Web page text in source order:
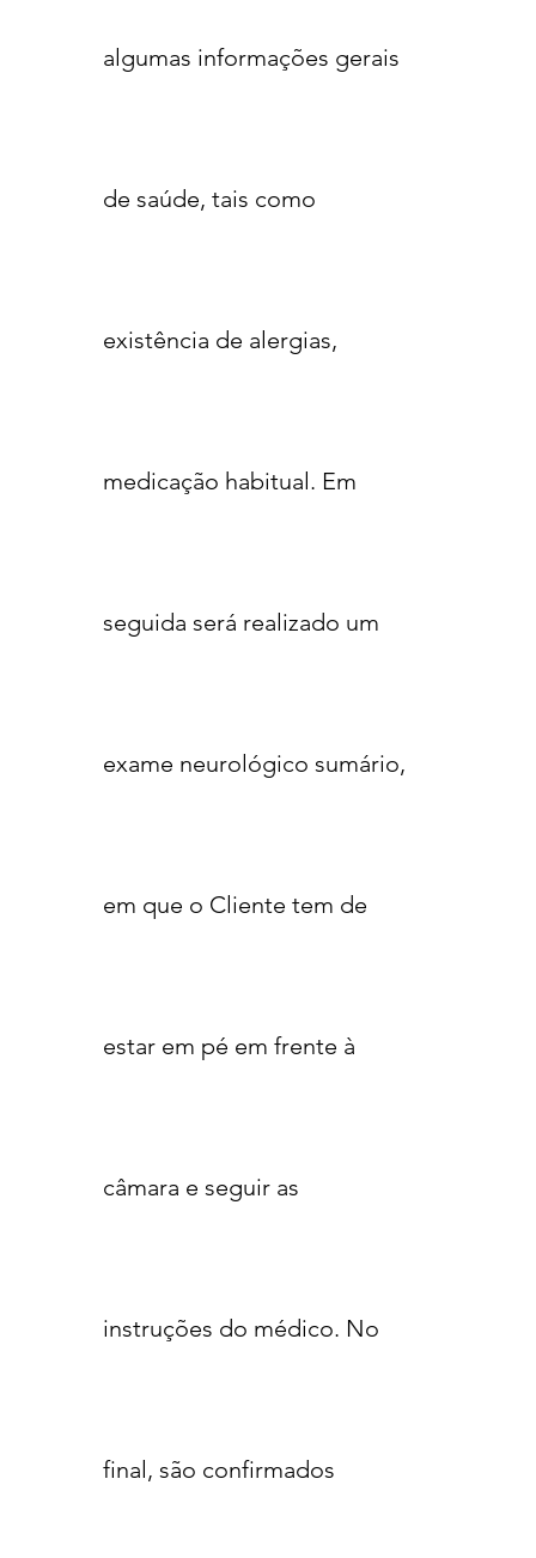
algumas informações gerais
de saúde, tais como
existência de alergias,
medicação habitual. Em
seguida será realizado um
exame neurológico sumário,
em que o Cliente tem de
estar em pé em frente à
câmara e seguir as
instruções do médico. No
final, são confirmados